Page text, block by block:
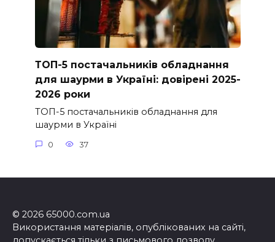
ТОП-5 постачальників обладнання
для шаурми в Україні: довірені 2025-
2026 роки
ТОП-5 постачальників обладнання для
шаурми в Україні
0 37
© 2026 65000.com.ua
Використання матеріалів, опублікованих на сайті,